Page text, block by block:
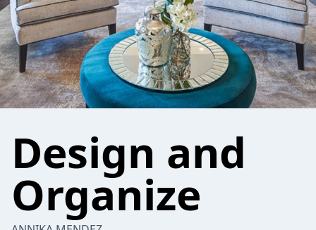
Design and
Organize